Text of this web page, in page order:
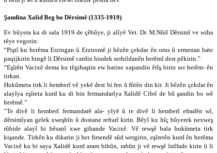
Şandina Xalid Beg bo Dêrsimê (1335-1919)
Ev bûyera ku di sala 1919 de çêbûye, ji alîyê Vet. Dr. M.Nûrî Dêrsimî ve wiha
têye vegotin:
“Piştî ku herêma Erzingan û Erziromê ji hêzên çekdar ên orus û ermenan hate
paqijkirin hingê li Dêrsimê cardin hindek serhildanên herêmî dest pêkirin.”
“Eşîrên Vacixê dema ku têgihaştin ew hatine xapandin êrîş birin ser herêm- ên
tirkan.
Hukûmeta tirk li hemberî vê yekê dest bi fen û fûtên din kir. Ji hêzên çekdar ên
alayîya eşîreta kurd ku di bin fermandarîya Xalidê Cibrî de bû şandin bo wê
herêmê.”
“Te divê li hemberî fermandarê ala- yîyê û te divê li hemberî efradên wî,
dêrsimîyan gelek xweşbîn û dostane reftarî kirin. Bêyî ku hîç bûyerek nexweş
rûbide alayî bi hêsanî xwe gihande Vacixê. Vê rewşê bala hukûmeta tirk
kişande. Tirkên ku dikarin ji her firsendê sûd wergirin, eşîretên kurd ên herêma
Vacixê ku bi saya Xalidê kurd aram bibûn, rabûn ji vê rewşê îstîfade kirin û li